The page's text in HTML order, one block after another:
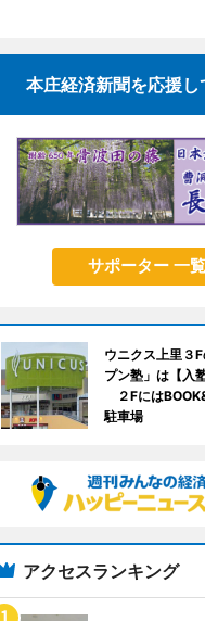
本庄経済新聞を応援し
サポーター 一覧
ウニクス上里３
プン塾」は【入
２Fには
駐車場
アクセスランキング